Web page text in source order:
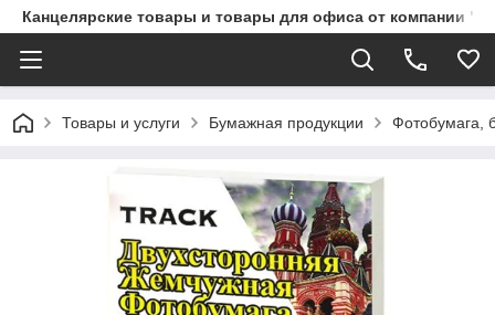
Канцелярские товары и товары для офиса от компании
Товары и услуги Бумажная продукции Фотобумага,